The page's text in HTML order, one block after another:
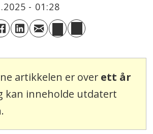
- 01:28
artikkelen er over ett år
kan inneholde utdatert